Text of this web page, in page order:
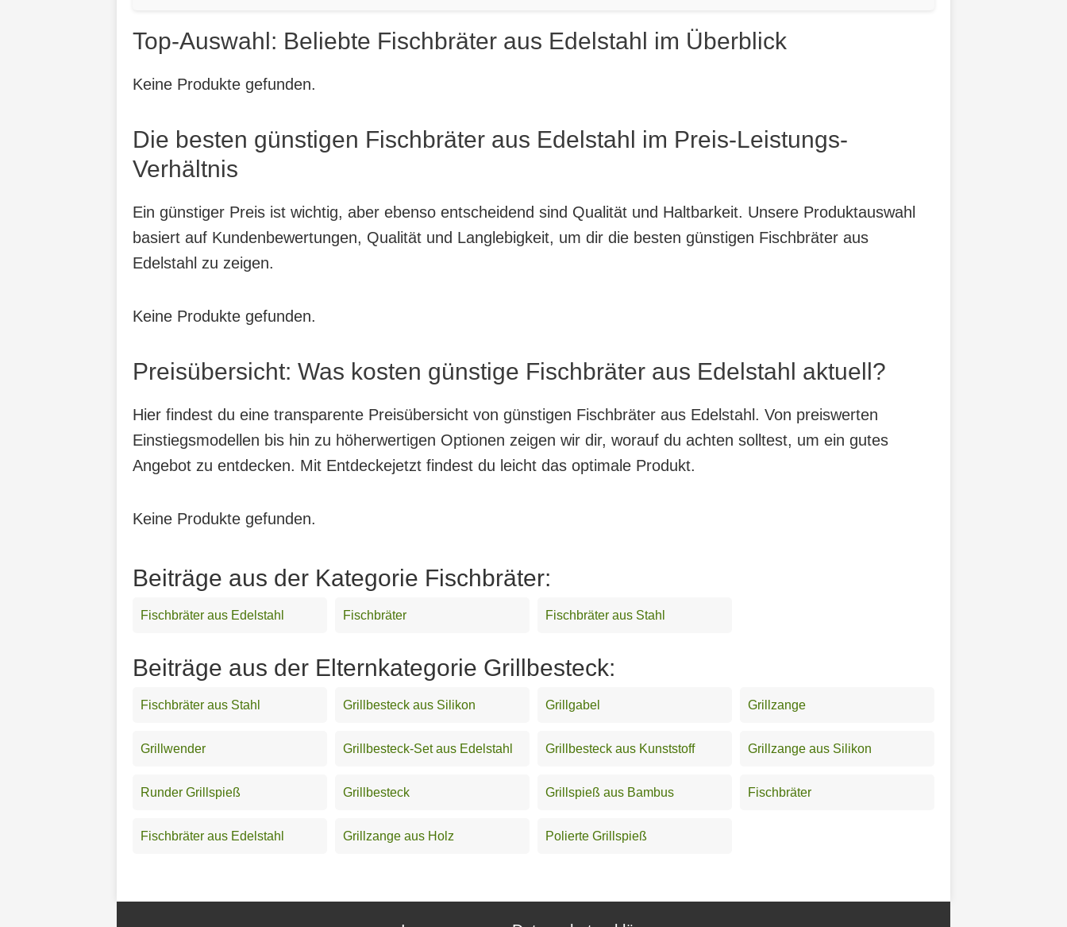
Top-Auswahl: Beliebte Fischbräter aus Edelstahl im Überblick
Keine Produkte gefunden.
Die besten günstigen Fischbräter aus Edelstahl im Preis-Leistungs-
Verhältnis
Ein günstiger Preis ist wichtig, aber ebenso entscheidend sind Qualität und Haltbarkeit. Unsere Produktauswahl
basiert auf Kundenbewertungen, Qualität und Langlebigkeit, um dir die besten günstigen Fischbräter aus
Edelstahl zu zeigen.
Keine Produkte gefunden.
Preisübersicht: Was kosten günstige Fischbräter aus Edelstahl aktuell?
Hier findest du eine transparente Preisübersicht von günstigen Fischbräter aus Edelstahl. Von preiswerten
Einstiegsmodellen bis hin zu höherwertigen Optionen zeigen wir dir, worauf du achten solltest, um ein gutes
Angebot zu entdecken. Mit Entdeckejetzt findest du leicht das optimale Produkt.
Keine Produkte gefunden.
Beiträge aus der Kategorie Fischbräter:
Fischbräter aus Edelstahl Fischbräter Fischbräter aus Stahl
Beiträge aus der Elternkategorie Grillbesteck:
Fischbräter aus Stahl Grillbesteck aus Silikon Grillgabel Grillzange
Grillwender Grillbesteck-Set aus Edelstahl Grillbesteck aus Kunststoff Grillzange aus Silikon
Runder Grillspieß Grillbesteck Grillspieß aus Bambus Fischbräter
Fischbräter aus Edelstahl Grillzange aus Holz Polierte Grillspieß